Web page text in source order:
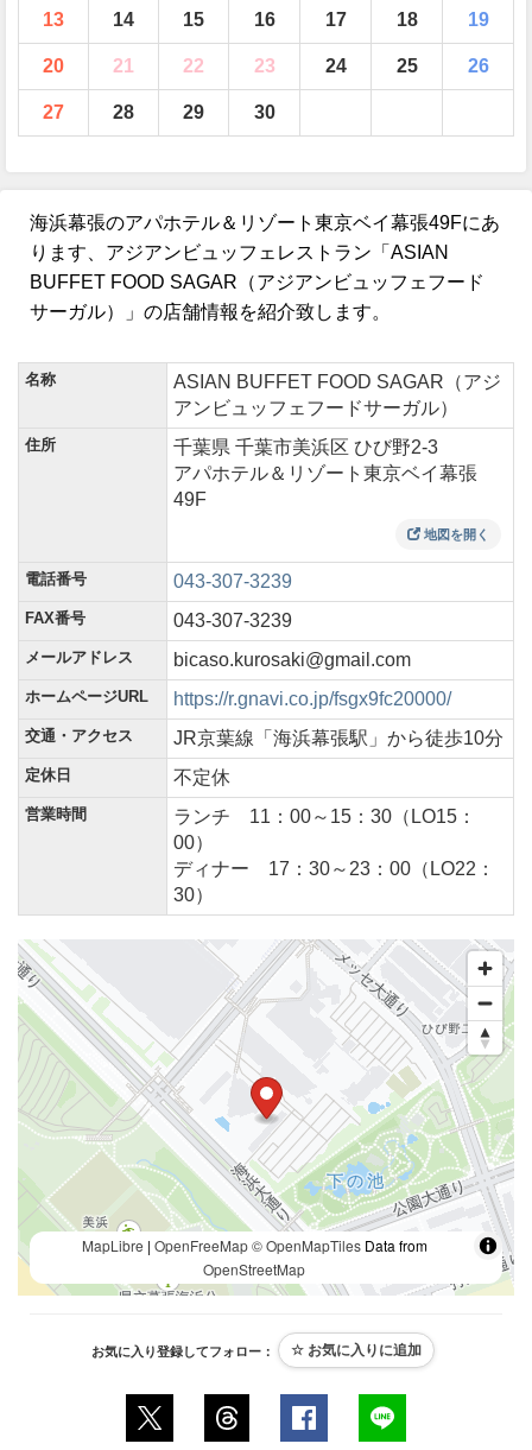
13 14 15 16 17 18 19
20 21 22 23 24 25 26
27 28 29 30
海浜幕張のアパホテル＆リゾート東京ベイ幕張49Fにあ
ります、アジアンビュッフェレストラン「ASIAN
BUFFET FOOD SAGAR（アジアンビュッフェフード
サーガル）」の店舗情報を紹介致します。
名称
ASIAN BUFFET FOOD SAGAR（アジ
アンビュッフェフードサーガル）
住所
千葉県 千葉市美浜区 ひび野2-3
アパホテル＆リゾート東京ベイ幕張
49F
地図を開く
電話番号 043-307-3239
FAX番号 043-307-3239
メールアドレス bicaso.kurosaki@gmail.com
ホームページURL https://r.gnavi.co.jp/fsgx9fc20000/
交通・アクセス JR京葉線「海浜幕張駅」から徒歩10分
定休日 不定休
営業時間
ランチ 11：00～15：30（LO15：
00）
ディナー 17：30～23：00（LO22：
30）
MapLibre | OpenFreeMap © OpenMapTilesData from
OpenStreetMap
お気に入り登録してフォロー：